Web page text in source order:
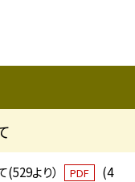
より） PDF
(4